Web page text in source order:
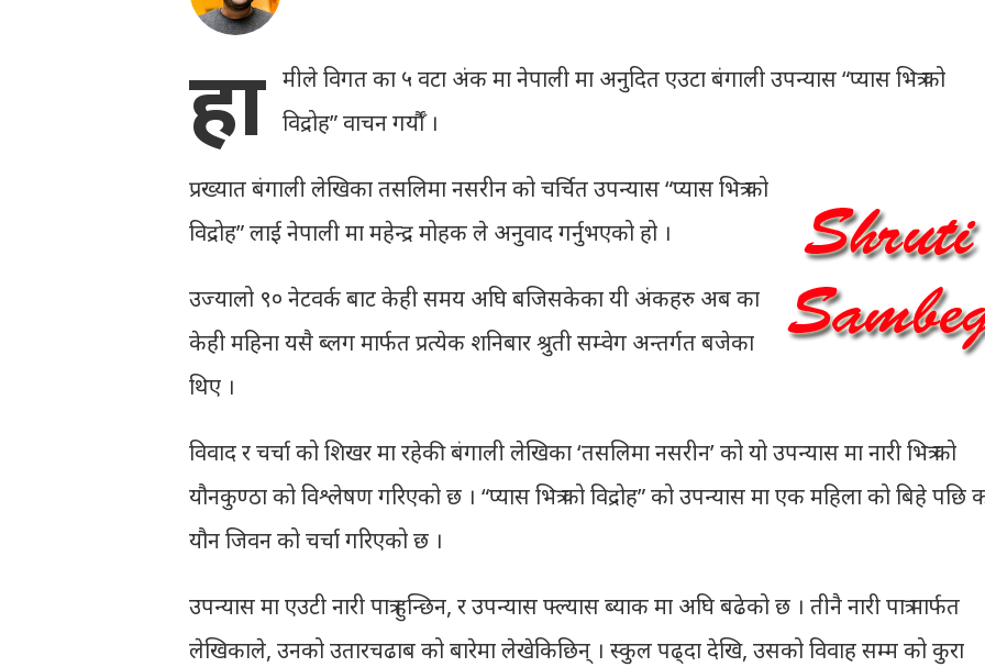
हा मीले विगत का ५ वटा अंक मा नेपाली मा अनुदित एउटा बंगाली उपन्यास “प्यास भित्र को
विद्रोह” वाचन गर्यौँ ।
प्रख्यात बंगाली लेखिका तसलिमा नसरीन को चर्चित उपन्यास “प्यास भित्र को
विद्रोह” लाई नेपाली मा महेन्द्र मोहक ले अनुवाद गर्नुभएको हो ।
उज्यालो ९० नेटवर्क बाट केही समय अघि बजिसकेका यी अंकहरु अब का
केही महिना यसै ब्लग मार्फत प्रत्येक शनिबार श्रुती सम्वेग अन्तर्गत बजेका
थिए ।
विवाद र चर्चा को शिखर मा रहेकी बंगाली लेखिका ‘तसलिमा नसरीन’ को यो उपन्यास मा नारी भित्र को
यौनकुण्ठा को विश्लेषण गरिएको छ । “प्यास भित्र को विद्रोह” को उपन्यास मा एक महिला को बिहे पछि
यौन जिवन को चर्चा गरिएको छ ।
उपन्यास मा एउटी नारी पात्र हुन्छिन, र उपन्यास फ्ल्यास ब्याक मा अघि बढेको छ । तीनै नारी पात्र मार्फत
लेखिकाले, उनको उतारचढाब को बारेमा लेखेकिछिन् । स्कुल पढ्दा देखि, उसको विवाह सम्म को कुरा